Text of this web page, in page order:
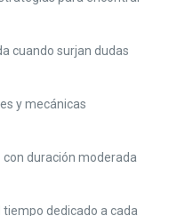
cuando surjan dudas
y mecánicas
con duración moderada
dedicado a cada